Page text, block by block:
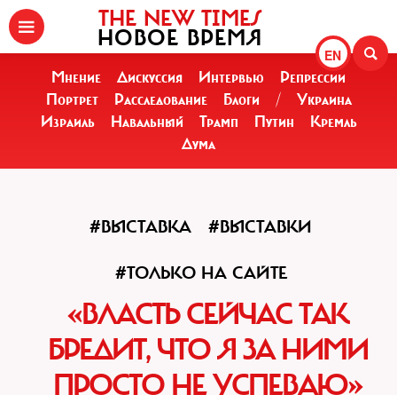
EN
THE NEW TIMES
НОВОЕ ВРЕМЯ
Мнение Дискуссия Интервью
Репрессии
Портрет
Расследование Блоги /
Украина
Израиль
Навальный Трамп Путин
Кремль
Дума
#ВЫСТАВКА #ВЫСТАВКИ
#ТОЛЬКО НА САЙТЕ
«ВЛАСТЬ СЕЙЧАС ТАК
БРЕДИТ, ЧТО Я ЗА НИМИ
ПРОСТО НЕ УСПЕВАЮ»